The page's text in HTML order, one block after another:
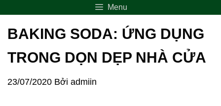
Menu
BAKING SODA: ỨNG DỤNG
TRONG DỌN DẸP NHÀ CỬA
23/07/2020 Bởi admiin